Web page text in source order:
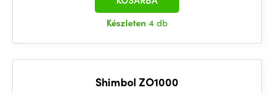
Készleten 4 db
Shimbol ZO1000